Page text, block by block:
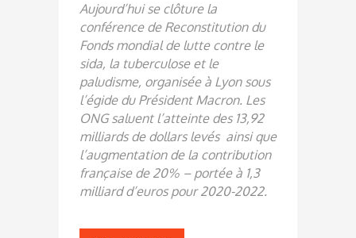
Aujourd’hui se clôture la
conférence de Reconstitution du
Fonds mondial de lutte contre le
sida, la tuberculose et le
paludisme, organisée à Lyon sous
l’égide du Président Macron. Les
ONG saluent l’atteinte des 13,92
milliards de dollars levés ainsi que
l’augmentation de la contribution
française de 20% – portée à 1,3
milliard d’euros pour 2020-2022.